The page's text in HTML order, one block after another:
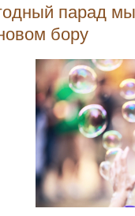
парад
бору